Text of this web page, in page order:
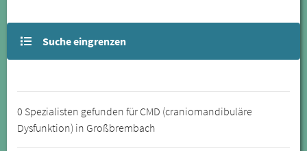
Suche eingrenzen
0 Spezialisten gefunden für CMD (craniomandibuläre
Dysfunktion) in Großbrembach